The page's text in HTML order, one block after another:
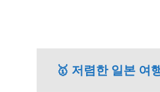
🥇 저렴한 일본 여